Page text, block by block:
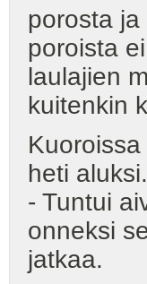
porosta
poroista
laulajien
kuitenkin
heti aluksi.
- Tuntui
onneksi
jatkaa.